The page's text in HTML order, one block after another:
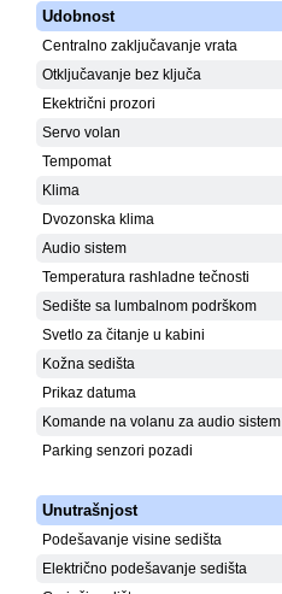
Udobnost
Centralno zaključavanje vrata
Otključavanje bez ključa
Ekektrični prozori
Servo volan
Tempomat
Klima
Dvozonska klima
Audio sistem
Temperatura rashladne tečnosti
Sedište sa lumbalnom podrškom
Svetlo za čitanje u kabini
Kožna sedišta
Prikaz datuma
Komande na volanu za audio sistem
Parking senzori pozadi
Unutrašnjost
Podešavanje visine sedišta
Električno podešavanje sedišta